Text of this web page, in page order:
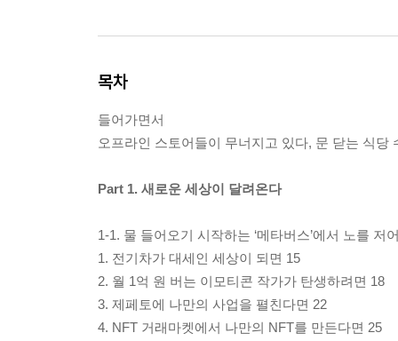
목차
들어가면서
오프라인 스토어들이 무너지고 있다, 문 닫는 식당
Part 1. 새로운 세상이 달려온다
1-1. 물 들어오기 시작하는 ‘메타버스’에서 노를 저
1. 전기차가 대세인 세상이 되면 15
2. 월 1억 원 버는 이모티콘 작가가 탄생하려면 18
3. 제페토에 나만의 사업을 펼친다면 22
4. NFT 거래마켓에서 나만의 NFT를 만든다면 25